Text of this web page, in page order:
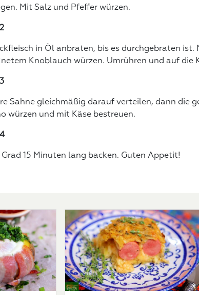
Mit Salz und Pfeffer würzen.
in Öl anbraten, bis es durchgebraten ist.
Knoblauch würzen. Umrühren und auf die
Sahne gleichmäßig darauf verteilen, dann die
würzen und mit Käse bestreuen.
Grad 15 Minuten lang backen. Guten Appetit!